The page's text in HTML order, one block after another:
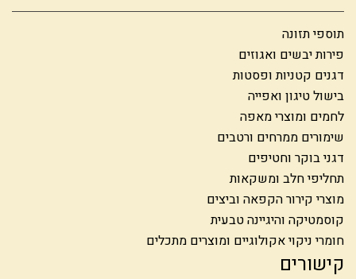
תוספי תזונה
פירות יבשים ואגוזים
דגנים קטניות ופסטות
בישול טיגון ואפייה
לחמים ומוצרי מאפה
שימורים ממרחים ורטבים
דגני בוקר וחטיפים
תחליפי חלב ומשקאות
מוצרי קירור הקפאה וביצים
קוסמטיקה והיגיינה טבעית
חומרי ניקוי אקולוגיים ומוצרים מתכלים
קישורים